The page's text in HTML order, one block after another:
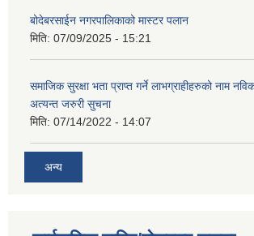
बोदेबरसाईन नगरपालिकाको मास्टर पलान
मिति: 07/09/2025 - 15:21
समाजिक सुरक्षा भता प्राप्त गर्ने लाभग्राहीहरुको नाम
अत्यन्त जरुरी सुचना
मिति: 07/14/2022 - 14:07
अन्य